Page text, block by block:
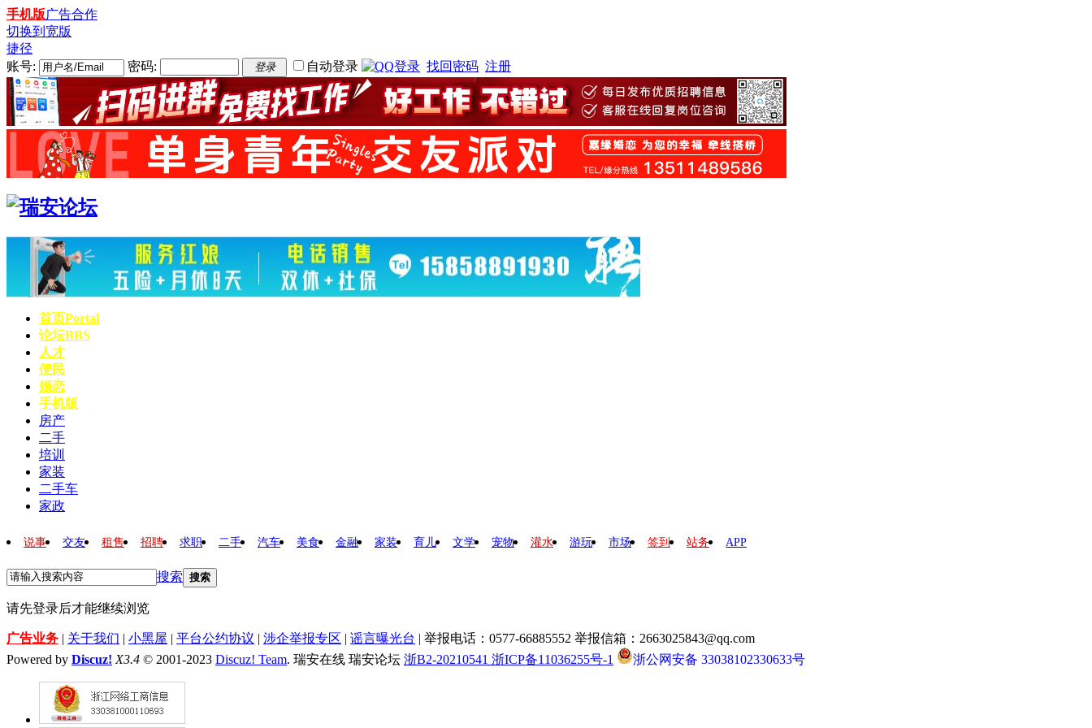
手机版广告合作
切换到宽版
捷径
账号:
密码: 登录 自动登录 找回密码 注册
首页Portal
论坛BBS
人才
便民
婚恋
手机版
房产
二手
培训
家装
二手车
家政
说事 交友 租售 招聘 求职 二手 汽车 美食 金融 家装 育儿 文学 宠物 灌水 游玩 市场 签到 站务 APP
搜索 搜索
请先登录后才能继续浏览
广告业务 | 关于我们 | 小黑屋 | 平台公约协议 | 涉企举报专区 | 谣言曝光台 | 举报电话：0577-66885552 举报信箱：2663025843@qq.com
Powered by Discuz! X3.4 © 2001-2023 Discuz! Team. 瑞安在线 瑞安论坛 浙B2-20210541 浙ICP备11036255号-1 浙公网安备 33038102330633号